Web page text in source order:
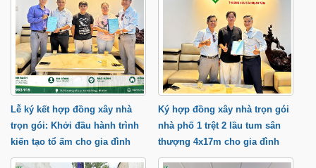
Lễ ký kết hợp đồng xây nhà
trọn gói: Khởi đầu hành trình
kiến tạo tổ ấm cho gia đình
anh Trung tại phường Thạnh
Ký hợp đồng xây nhà trọn gói
nhà phố 1 trệt 2 lầu tum sân
thượng 4x17m cho gia đình
anh Cầu tại Quận 9 TP.HCM